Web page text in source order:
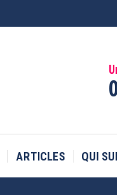
ARTICLES QUI